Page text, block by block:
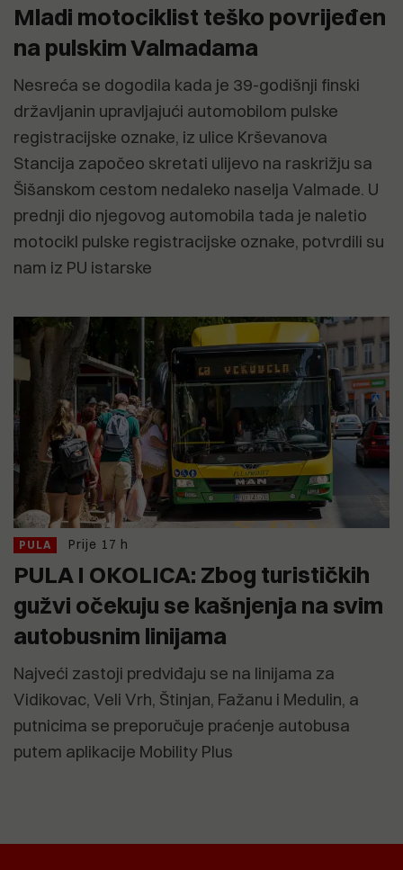
Mladi motociklist teško povrijeđen
na pulskim Valmadama
Nesreća se dogodila kada je 39-godišnji finski
državljanin upravljajući automobilom pulske
registracijske oznake, iz ulice Krševanova
Stancija započeo skretati ulijevo na raskrižju sa
Šišanskom cestom nedaleko naselja Valmade. U
prednji dio njegovog automobila tada je naletio
motocikl pulske registracijske oznake, potvrdili su
nam iz PU istarske
PULA Prije 17 h
PULA I OKOLICA: Zbog turističkih
gužvi očekuju se kašnjenja na svim
autobusnim linijama
Najveći zastoji predviđaju se na linijama za
Vidikovac, Veli Vrh, Štinjan, Fažanu i Medulin, a
putnicima se preporučuje praćenje autobusa
putem aplikacije Mobility Plus